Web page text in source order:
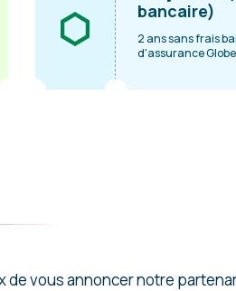
bancaire)
2 ans sans frais
d'assurance
de vous annoncer notre